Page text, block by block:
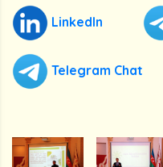
LinkedIn
Telegram Chat